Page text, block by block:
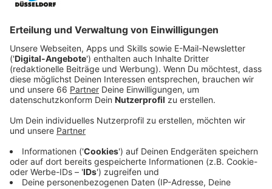
Anzeige
Feuerwehr war drei Stunden im Einsatz
Anzeige
In einer Halle hatte ein Metall-Schrotthaufen Feuer
gefangen, der mehrere hundert Kubikmeter groß war.
Über 50 Rettungskräfte waren drei Stunden lang
damit beschäftigt, das Feuer zu löschen. Sie mussten